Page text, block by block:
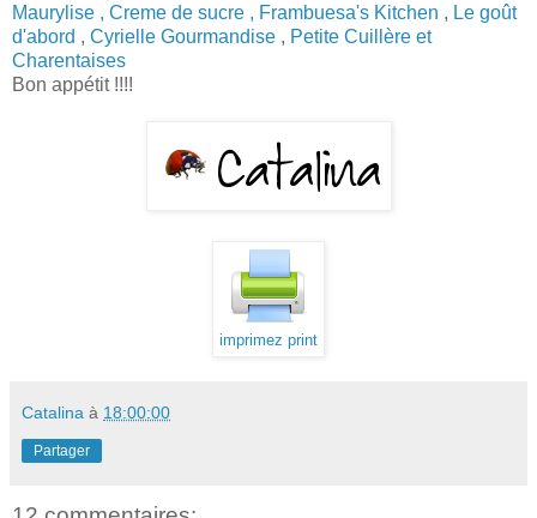
Maurylise , Creme de sucre , Frambuesa's Kitchen , Le goût
d'abord , Cyrielle Gourmandise , Petite Cuillère et
Charentaises
Bon appétit !!!!
imprimez print
Catalina à 18:00:00
Partager